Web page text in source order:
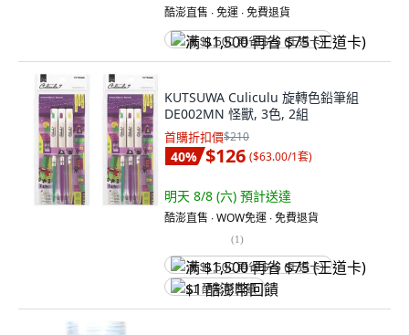
酷澎直售 ∙ 免運 ∙ 免費退貨
满 $1,500 再省 $75 (王道卡)
KUTSUWA Culiculu 旋轉色鉛筆組
DE002MN 怪獸, 3色, 2組
首購折扣價$210
40% $126 ($63.00/1套)
明天 8/8 (六) 預計送達
酷澎直售 ∙ WOW免運 ∙ 免費退貨
(1)
满 $1,500 再省 $75 (王道卡)
$1 酷澎幣回饋